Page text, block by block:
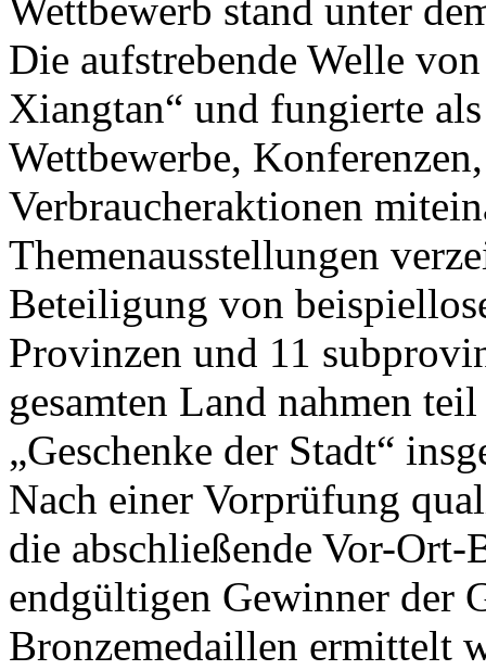
Wettbewerb stand unter
Die aufstrebende Welle
Xiangtan“ und fungierte
Wettbewerbe,
Verbraucheraktionen
Themenausstellungen
Beteiligung von
Provinzen und 11
gesamten Land nahmen
„Geschenke der Stadt“
Nach einer Vorprüfung
die abschließende Vor-
endgültigen Gewinner der
Bronzemedaillen ermittelt